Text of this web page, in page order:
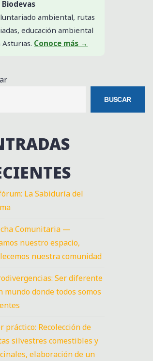
Biodevas
ambiental, rutas
educación ambiental
Asturias. Conoce más →
BUSCAR
La Sabiduría del
Comunitaria —
nuestro espacio,
nuestra comunidad
Ser diferente
mundo donde todos somos
práctico: Recolección de
silvestres comestibles y
elaboración de un